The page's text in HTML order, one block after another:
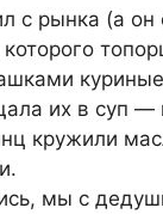
с pынка (а он
их в сyп —
кружили
мы с